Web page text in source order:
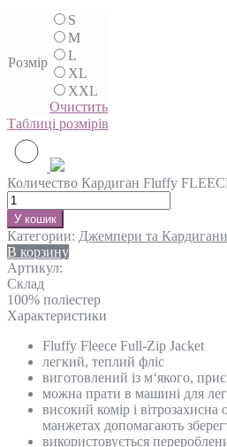
Розмір
S
M
L
XL
XXL
Очистить
Таблиці розмірів
Количество Кардиган Fluffy
У кошик
Категории: Джемпери та Кардигани
В корзину
Артикул:
Склад
100% поліестер
Характеристики
Fluffy Fleece Full-Zip Jacket
легкий, теплий фліс
виготовлений із м‘якого,
можна прати в машині для
високий комір і вітрозахисна
манжетах допомагають
використовується